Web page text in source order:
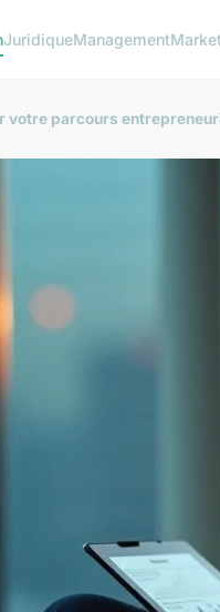
JuridiqueManagement
votre parcours